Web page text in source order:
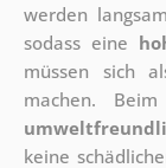
werden
sodass eine
müssen sich
machen.
keine